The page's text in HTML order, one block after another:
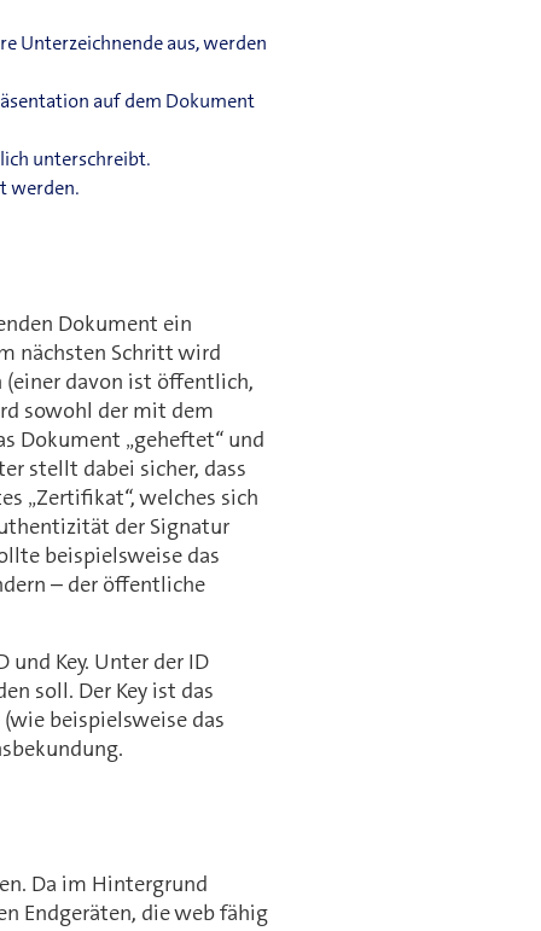
Unterzeichnende aus, werden
auf dem Dokument
unterschreibt.
werden.
Dokument ein
nächsten Schritt wird
davon ist öffentlich,
sowohl der mit dem
Dokument „geheftet“ und
stellt dabei sicher, dass
„Zertifikat“, welches sich
der Signatur
beispielsweise das
– der öffentliche
und Key. Unter der ID
soll. Der Key ist das
beispielsweise das
Da im Hintergrund
Endgeräten, die web fähig